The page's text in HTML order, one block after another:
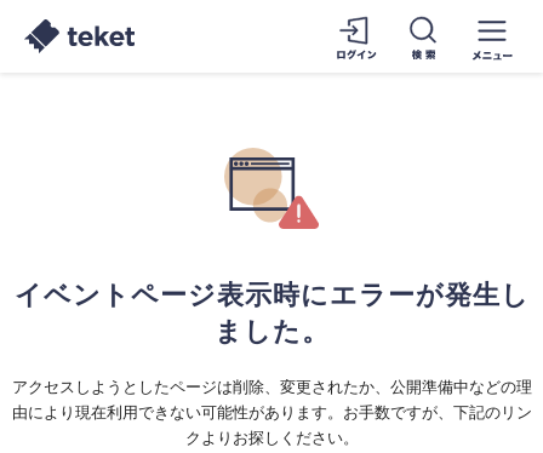
イベントページ表示時にエラーが発生し
ました。
アクセスしようとしたページは削除、変更されたか、公開準備中などの理
由により現在利用できない可能性があります。お手数ですが、下記のリン
クよりお探しください。